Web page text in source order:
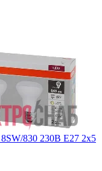
830 230В E27 2х5